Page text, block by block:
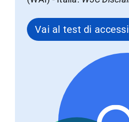
Vai al test di